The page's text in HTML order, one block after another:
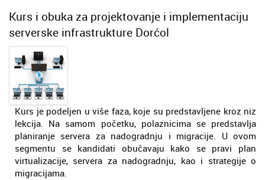
Kurs i obuka za projektovanje i implementaciju
serverske infrastrukture Dorćol
Kurs je podeljen u više faza, koje su predstavljene kroz niz
lekcija. Na samom početku, polaznicima se predstavlja
planiranje servera za nadogradnju i migracije. U ovom
segmentu se kandidati obučavaju kako se pravi plan
virtualizacije, servera za nadogradnju, kao i strategije o
migracijama.